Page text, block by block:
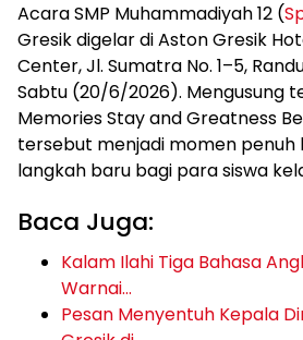
Acara SMP Muhammadiyah 12 (
Gresik digelar di Aston Gresik
Center, Jl. Sumatra No. 1–5,
Sabtu (20/6/2026). Mengusung
Memories Stay and Greatness
tersebut menjadi momen penuh
langkah baru bagi para siswa
Baca Juga:
Kalam Ilahi Tiga Bahasa
Warnai…
Pesan Menyentuh Kepala